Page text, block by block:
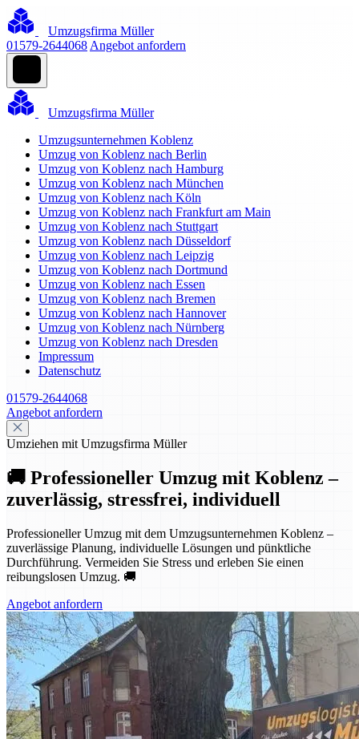
Umzugsfirma Müller
01579-2644068 Angebot anfordern
Umzugsfirma Müller
Umzugsunternehmen Koblenz
Umzug von Koblenz nach Berlin
Umzug von Koblenz nach Hamburg
Umzug von Koblenz nach München
Umzug von Koblenz nach Köln
Umzug von Koblenz nach Frankfurt am Main
Umzug von Koblenz nach Stuttgart
Umzug von Koblenz nach Düsseldorf
Umzug von Koblenz nach Leipzig
Umzug von Koblenz nach Dortmund
Umzug von Koblenz nach Essen
Umzug von Koblenz nach Bremen
Umzug von Koblenz nach Hannover
Umzug von Koblenz nach Nürnberg
Umzug von Koblenz nach Dresden
Impressum
Datenschutz
01579-2644068
Angebot anfordern
Umziehen mit Umzugsfirma Müller
🚚 Professioneller Umzug mit Koblenz –
zuverlässig, stressfrei, individuell
Professioneller Umzug mit dem Umzugsunternehmen Koblenz –
zuverlässige Planung, individuelle Lösungen und pünktliche
Durchführung. Vermeiden Sie Stress und erleben Sie einen
reibungslosen Umzug. 🚚
Angebot anfordern